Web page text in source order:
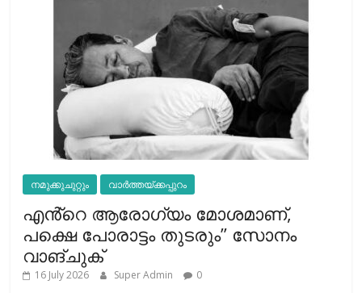
നമുക്കുചുറ്റും വാർത്തയ്ക്കപ്പുറം
എൻ്റെ ആരോഗ്യം മോശമാണ്,
പക്ഷെ പോരാട്ടം തുടരും” സോനം
വാങ്ചുക്
16 July 2026 Super Admin 0